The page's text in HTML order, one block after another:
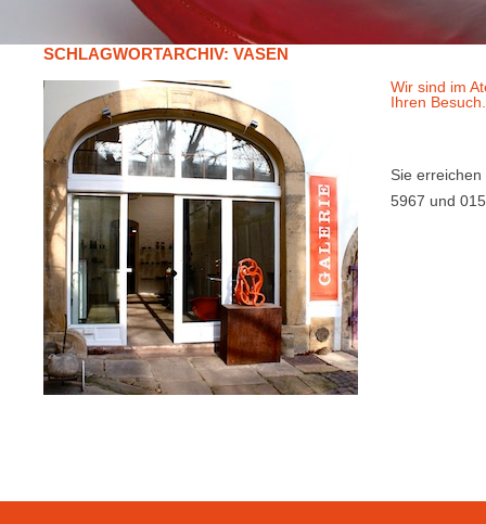
SCHLAGWORTARCHIV: VASEN
Wir sind im
Ihren Besuch.
Sie
5967 und